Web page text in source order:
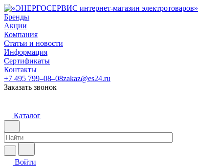
Бренды
Акции
Компания
Статьи и новости
Информация
Сертификаты
Контакты
+7 495 799–08–08zakaz@es24.ru
Заказать звонок
Каталог
Войти